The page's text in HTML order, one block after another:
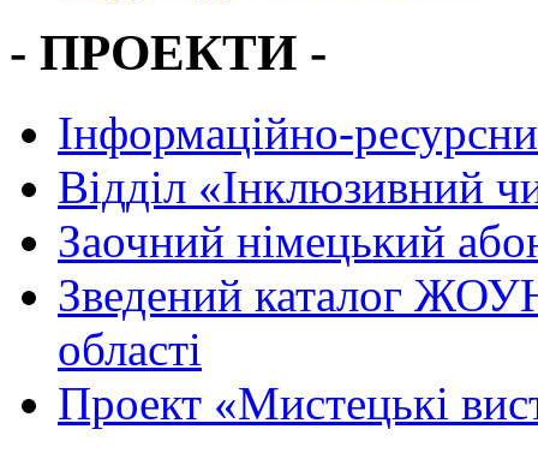
- ПРОЕКТИ -
Інформаційно-
Вiддiл «Інклюзивний
Заочний німецький
Зведений каталог
області
Проект «Мистецькі